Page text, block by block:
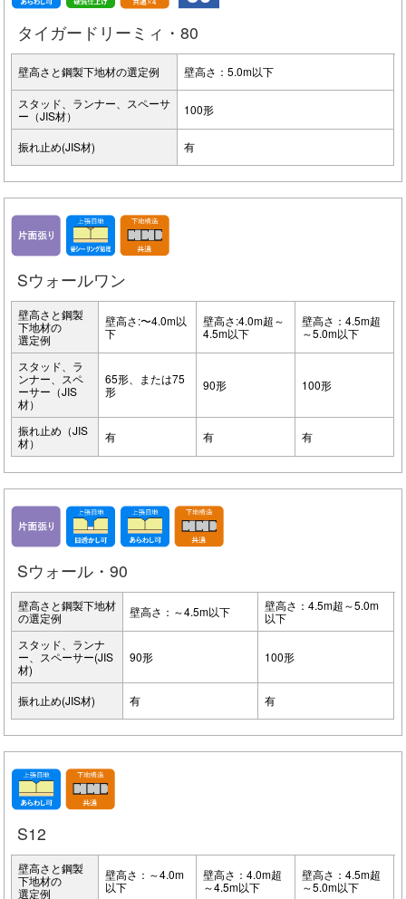
タイガードリーミィ・80
壁高さと鋼製下地材の選定例 壁高さ：5.0m以下
スタッド、ランナー、スペーサ
ー（JIS材）
100形
振れ止め(JIS材) 有
Sウォールワン
壁高さと鋼製
下地材の
選定例
壁高さ:〜4.0m以
下
壁高さ:4.0m超～
4.5m以下
壁高さ：4.5m超
～5.0m以下
スタッド、ラ
ンナー、スペ
ーサー（JIS
材）
65形、または75
形
90形 100形
振れ止め（JIS
材）
有 有 有
Sウォール・90
壁高さと鋼製下地材
の選定例
壁高さ：～4.5m以下
壁高さ：4.5m超～5.0m
以下
スタッド、ランナ
ー、スペーサー(JIS
材)
90形 100形
振れ止め(JIS材) 有 有
S12
壁高さと鋼製
下地材の
選定例
壁高さ：～4.0m
以下
壁高さ：4.0m超
～4.5m以下
壁高さ：4.5m超
～5.0m以下